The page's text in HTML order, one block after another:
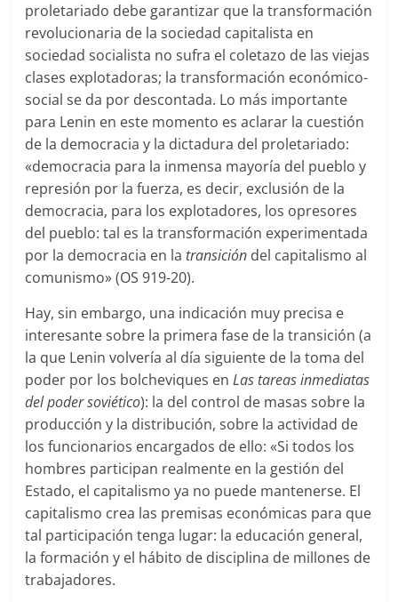
proletariado debe garantizar que la transformación
revolucionaria de la sociedad capitalista en
sociedad socialista no sufra el coletazo de las viejas
clases explotadoras; la transformación económico-
social se da por descontada. Lo más importante
para Lenin en este momento es aclarar la cuestión
de la democracia y la dictadura del proletariado:
«democracia para la inmensa mayoría del pueblo y
represión por la fuerza, es decir, exclusión de la
democracia, para los explotadores, los opresores
del pueblo: tal es la transformación experimentada
por la democracia en la transición del capitalismo al
comunismo» (OS 919-20).
Hay, sin embargo, una indicación muy precisa e
interesante sobre la primera fase de la transición (a
la que Lenin volvería al día siguiente de la toma del
poder por los bolcheviques enLas tareas inmediatas
del poder soviético): la del control de masas sobre la
producción y la distribución, sobre la actividad de
los funcionarios encargados de ello: «Si todos los
hombres participan realmente en la gestión del
Estado, el capitalismo ya no puede mantenerse. El
capitalismo crea las premisas económicas para que
tal participación tenga lugar: la educación general,
la formación y el hábito de disciplina de millones de
trabajadores.